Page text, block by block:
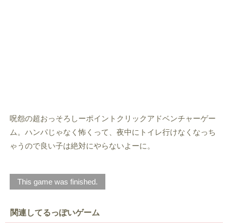
呪怨の超おっそろしーポイントクリックアドベンチャーゲー
ム。ハンパじゃなく怖くって、夜中にトイレ行けなくなっち
ゃうので良い子は絶対にやらないよーに。
This game was finished.
関連してるっぽいゲーム